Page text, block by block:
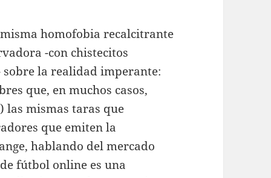
homofobia recalcitrante
-con chistecitos
la realidad imperante:
que, en muchos casos,
las mismas taras que
que emiten la
hablando del mercado
fútbol online es una